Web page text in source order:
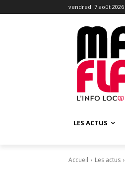
vendredi 7 août 2026
LES ACTUS
Accueil Les actus